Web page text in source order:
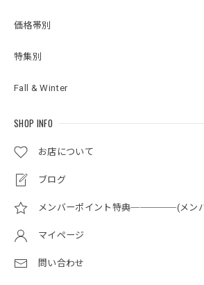
価格帯別
特集別
Fall & Winter
SHOP INFO
お店について
ブログ
メンバーポイント特典─────(メン
マイページ
問い合わせ